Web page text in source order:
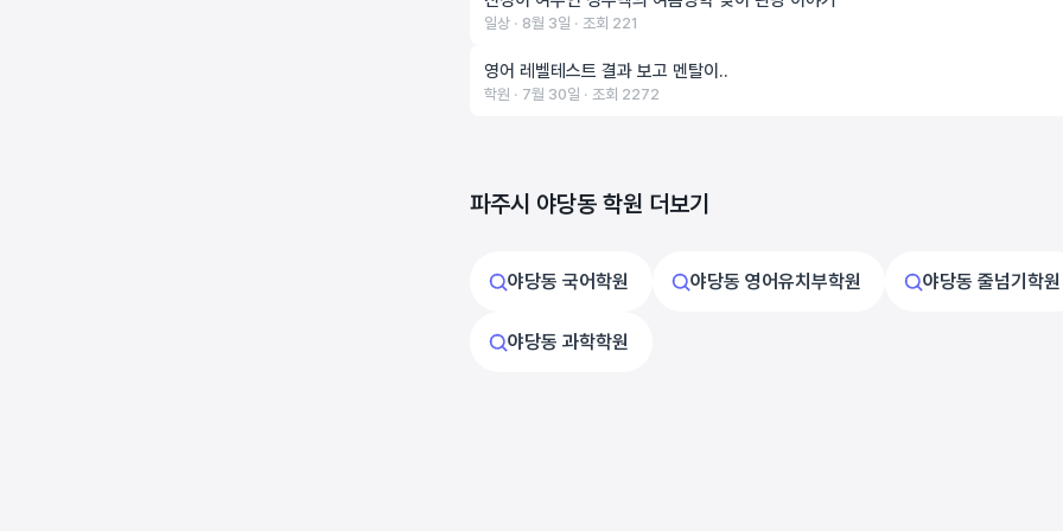
일상 ‧ 8월 3일 ‧ 조회 221
영어 레벨테스트 결과 보고 멘탈이..
학원 ‧ 7월 30일 ‧ 조회 2272
파주시 야당동 학원 더보기
야당동 국어학원 야당동 영어유치부학원 야당동 줄넘기학원
야당동 과학학원